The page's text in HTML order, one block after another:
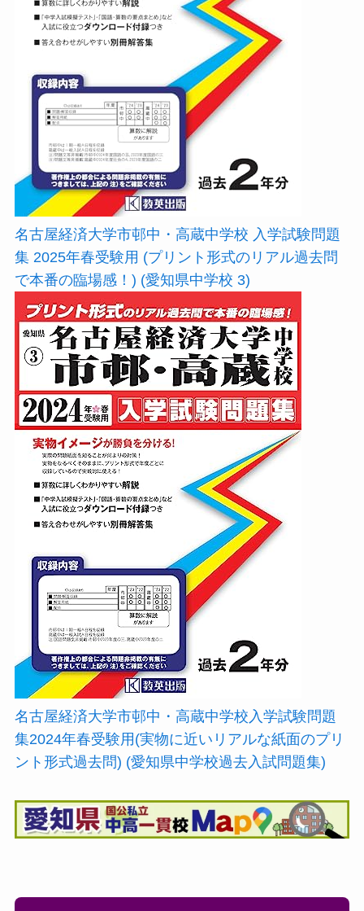
名古屋経済大学市邨中・高蔵中学校 入学試験問題
集 2025年春受験用 (プリント形式のリアル過去問
で本番の臨場感！) (愛知県中学校 3)
名古屋経済大学市邨中・高蔵中学校入学試験問題
集2024年春受験用(実物に近いリアルな紙面のプリ
ント形式過去問) (愛知県中学校過去入試問題集)